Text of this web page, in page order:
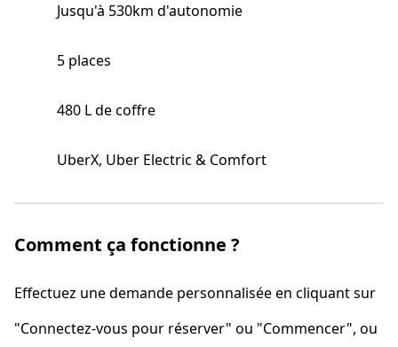
Jusqu'à 530km d'autonomie
5 places
480 L de coffre
UberX, Uber Electric & Comfort
Comment ça fonctionne ?
Effectuez une demande personnalisée en cliquant sur
"Connectez-vous pour réserver" ou "Commencer", ou